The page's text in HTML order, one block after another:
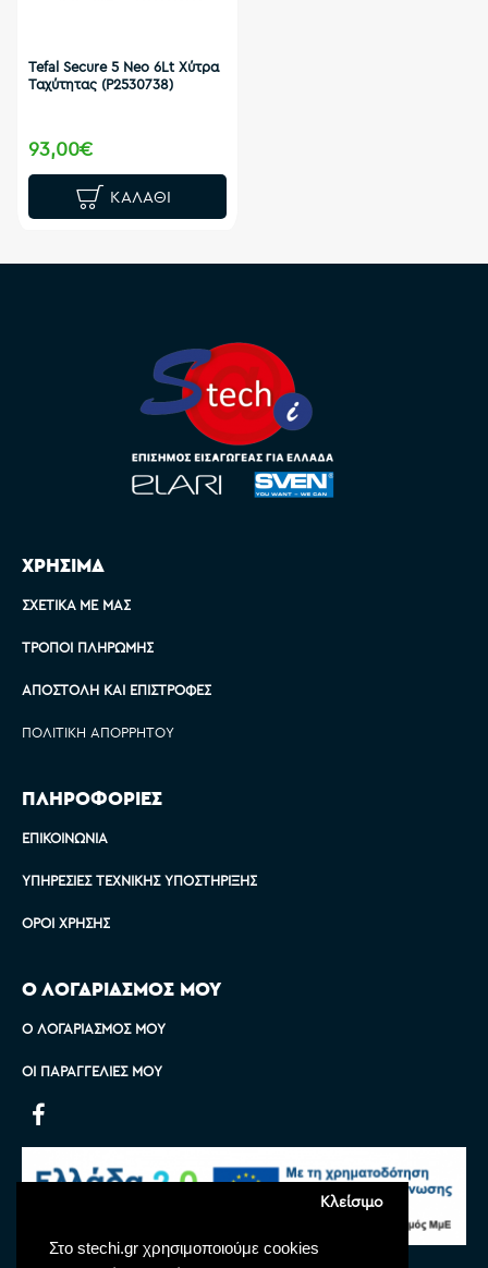
Στο stechi.gr χρησιμοποιούμε cookies
Κλείσιμο
Tefal Secure 5 Neo 6Lt Χύτρα
Ταχύτητας (P2530738)
93,00€
ΚΑΛΆΘΙ
ΧΡΗΣΙΜΑ
ΣΧΕΤΙΚΆ ΜΕ ΜΑΣ
ΤΡΌΠΟΙ ΠΛΗΡΩΜΉΣ
ΑΠΟΣΤΟΛΉ ΚΑΙ ΕΠΙΣΤΡΟΦΈΣ
ΠΟΛΙΤΙΚΉ ΑΠΟΡΡΉΤΟΥ
ΠΛΗΡΟΦΟΡΙΕΣ
ΕΠΙΚΟΙΝΩΝΊΑ
ΥΠΗΡΕΣΊΕΣ ΤΕΧΝΙΚΉΣ ΥΠΟΣΤΉΡΙΞΗΣ
ΌΡΟΙ ΧΡΉΣΗΣ
Ο ΛΟΓΑΡΙΑΣΜΟΣ ΜΟΥ
Ο ΛΟΓΑΡΙΑΣΜΌΣ ΜΟΥ
ΟΙ ΠΑΡΑΓΓΕΛΊΕΣ ΜΟΥ